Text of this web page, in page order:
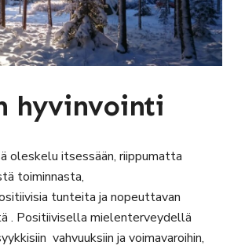
hyvinvointi
oleskelu itsessään, riippumatta
toiminnasta,
tunteita ja nopeuttavan
. Positiivisella mielenterveydellä
vahvuuksiin ja voimavaroihin,